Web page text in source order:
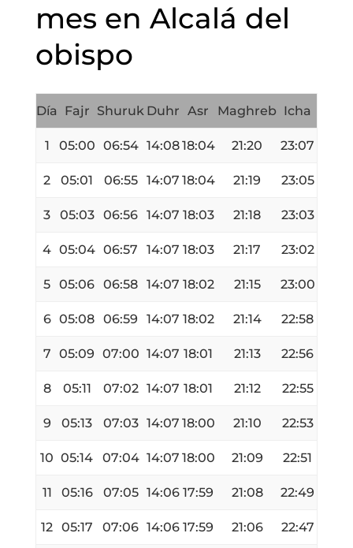
mes en Alcalá del
obispo
Día Fajr Shuruk Duhr Asr Maghreb Icha
1 05:00 06:54 14:0818:04 21:20 23:07
2 05:01 06:55 14:07 18:04 21:19 23:05
3 05:03 06:56 14:07 18:03 21:18 23:03
4 05:04 06:57 14:07 18:03 21:17 23:02
5 05:06 06:58 14:07 18:02 21:15 23:00
6 05:08 06:59 14:07 18:02 21:14 22:58
7 05:09 07:00 14:07 18:01 21:13 22:56
8 05:11 07:02 14:07 18:01 21:12 22:55
9 05:13 07:03 14:07 18:00 21:10 22:53
10 05:14 07:04 14:07 18:00 21:09 22:51
11 05:16 07:05 14:06 17:59 21:08 22:49
12 05:17 07:06 14:06 17:59 21:06 22:47